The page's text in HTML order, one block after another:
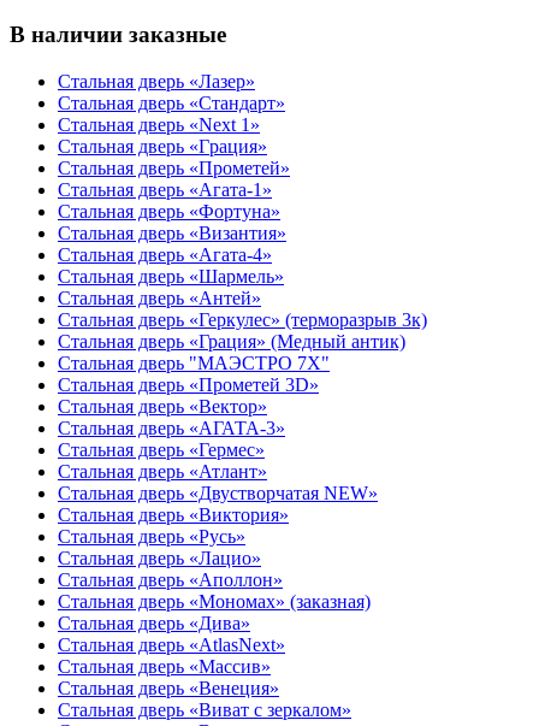
В наличии заказные
Стальная дверь «Лазер»
Стальная дверь «Стандарт»
Стальная дверь «Next 1»
Стальная дверь «Гpация»
Стальная дверь «Прометей»
Стальная дверь «Агата-1»
Стальная дверь «Фортуна»
Стальная дверь «Византия»
Стальная дверь «Агата-4»
Стальная дверь «Шармель»
Стальная дверь «Антей»
Стальная дверь «Геркулес» (терморазрыв 3к)
Стальная дверь «Грация» (Медный антик)
Стальная дверь "МАЭСТРО 7Х"
Стальная дверь «Прометей 3D»
Стальная дверь «Вектор»
Стальная дверь «АГАТА-3»
Стальная дверь «Гермес»
Стальная дверь «Атлант»
Стальная дверь «Двустворчатая NEW»
Стальная дверь «Виктория»
Стальная дверь «Русь»
Стальная дверь «Лацио»
Стальная дверь «Аполлон»
Стальная дверь «Мономах» (заказная)
Стальная дверь «Дива»
Стальная дверь «AtlasNext»
Стальная дверь «Массив»
Стальная дверь «Венеция»
Стальная дверь «Виват с зеркалом»